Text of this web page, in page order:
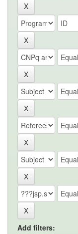
Add filters: